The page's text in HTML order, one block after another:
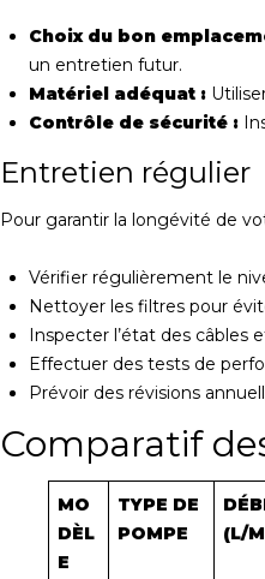
Choix du bon
un entretien futur.
Matériel adéquat :
Contrôle de sécurité :
Entretien régulier
Pour garantir la longévité de
Vérifier régulièrement le
Nettoyer les filtres pour
Inspecter l’état des câbles
Effectuer des tests de
Prévoir des révisions
Comparatif
MO
DÈL
E
TYPE DE
POMPE
(L/